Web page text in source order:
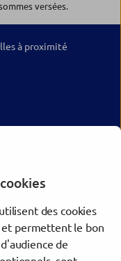
versées.
à proximité
utilisent des cookies
et permettent le bon
de